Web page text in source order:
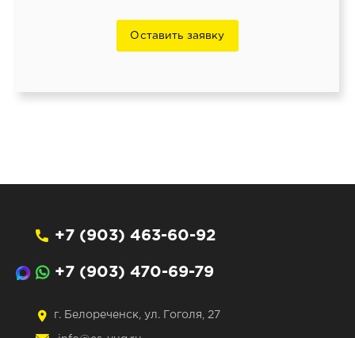
Оставить заявку
+7 (903) 463-60-92
+7 (903) 470-69-79
г. Белореченск, ул. Гоголя, 27